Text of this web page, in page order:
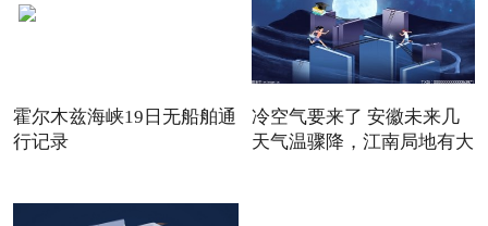
霍尔木兹海峡19日无船舶通
行记录
冷空气要来了 安徽未来几
天气温骤降，江南局地有大